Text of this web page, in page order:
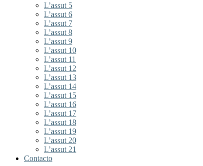
L’assut 5
L’assut 6
L’assut 7
L’assut 8
L’assut 9
L’assut 10
L’assut 11
L’assut 12
L’assut 13
L’assut 14
L’assut 15
L’assut 16
L’assut 17
L’assut 18
L’assut 19
L’assut 20
L’assut 21
Contacto